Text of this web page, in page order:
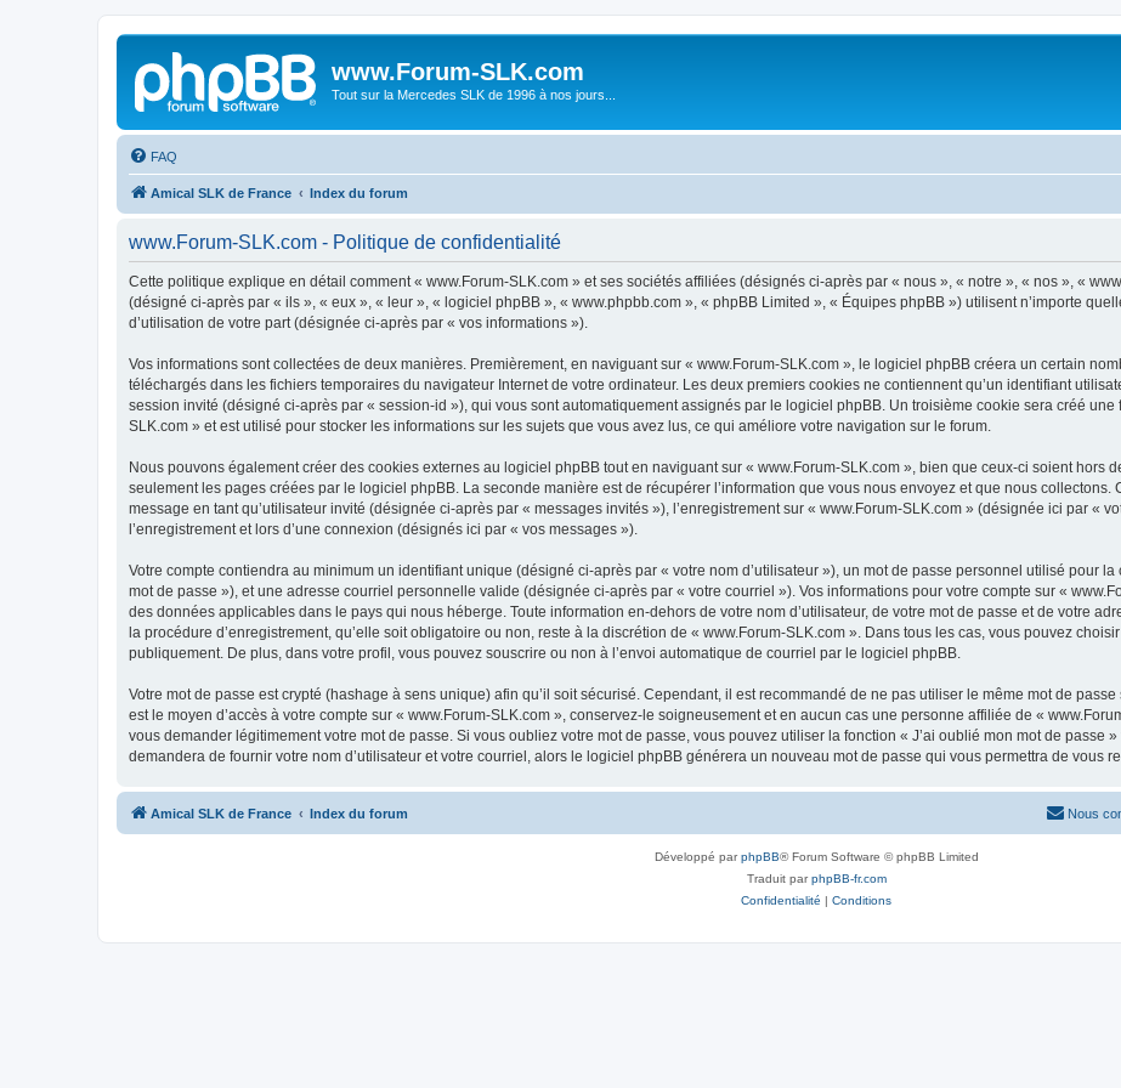
www.Forum-SLK.com
Tout sur la Mercedes SLK de 1996 à nos jours...
FAQ
Amical SLK de France Index du forum
www.Forum-SLK.com - Politique de confidentialité
Cette politique explique en détail comment « www.Forum-SLK.com » et ses sociétés affiliées (désignés ci-après par « nous », « notre », « nos », «
(désigné ci-après par « ils », « eux », « leur », « logiciel phpBB », « www.phpbb.com », « phpBB Limited », « Équipes phpBB ») utilisent n’importe
d’utilisation de votre part (désignée ci-après par « vos informations »).
Vos informations sont collectées de deux manières. Premièrement, en naviguant sur « www.Forum-SLK.com », le logiciel phpBB créera un certain
téléchargés dans les fichiers temporaires du navigateur Internet de votre ordinateur. Les deux premiers cookies ne contiennent qu’un identifiant
session invité (désigné ci-après par « session-id »), qui vous sont automatiquement assignés par le logiciel phpBB. Un troisième cookie sera créé
SLK.com » et est utilisé pour stocker les informations sur les sujets que vous avez lus, ce qui améliore votre navigation sur le forum.
Nous pouvons également créer des cookies externes au logiciel phpBB tout en naviguant sur « www.Forum-SLK.com », bien que ceux-ci soient hors
seulement les pages créées par le logiciel phpBB. La seconde manière est de récupérer l’information que vous nous envoyez et que nous collectons.
message en tant qu’utilisateur invité (désignée ci-après par « messages invités »), l’enregistrement sur « www.Forum-SLK.com » (désignée ici par «
l’enregistrement et lors d’une connexion (désignés ici par « vos messages »).
Votre compte contiendra au minimum un identifiant unique (désigné ci-après par « votre nom d’utilisateur »), un mot de passe personnel utilisé pour
mot de passe »), et une adresse courriel personnelle valide (désignée ci-après par « votre courriel »). Vos informations pour votre compte sur «
des données applicables dans le pays qui nous héberge. Toute information en-dehors de votre nom d’utilisateur, de votre mot de passe et de votre
la procédure d’enregistrement, qu’elle soit obligatoire ou non, reste à la discrétion de « www.Forum-SLK.com ». Dans tous les cas, vous pouvez
publiquement. De plus, dans votre profil, vous pouvez souscrire ou non à l’envoi automatique de courriel par le logiciel phpBB.
Votre mot de passe est crypté (hashage à sens unique) afin qu’il soit sécurisé. Cependant, il est recommandé de ne pas utiliser le même mot de
est le moyen d’accès à votre compte sur « www.Forum-SLK.com », conservez-le soigneusement et en aucun cas une personne affiliée de «
vous demander légitimement votre mot de passe. Si vous oubliez votre mot de passe, vous pouvez utiliser la fonction « J’ai oublié mon mot de passe
demandera de fournir votre nom d’utilisateur et votre courriel, alors le logiciel phpBB générera un nouveau mot de passe qui vous permettra de vous
Amical SLK de France Index du forum Nous
Développé parphpBB® Forum Software © phpBB Limited
Traduit parphpBB-fr.com
Confidentialité | Conditions